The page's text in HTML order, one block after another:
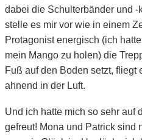
dabei die Schulterbänder und
stelle es mir vor wie in einem
Protagonist energisch (ich
mein Mango zu holen) die
Fuß auf den Boden setzt, fliegt
ahnend in der Luft.
Und ich hatte mich so sehr auf
gefreut! Mona und Patrick sind